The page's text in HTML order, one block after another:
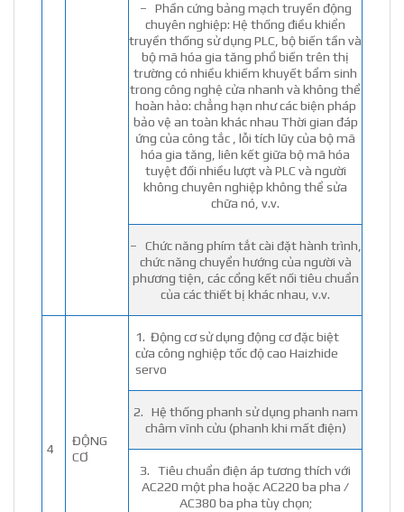
– Phần cứng bảng mạch truyền động
chuyên nghiệp: Hệ thống điều khiển
truyền thống sử dụng PLC, bộ biến tần và
bộ mã hóa gia tăng phổ biến trên thị
trường có nhiều khiếm khuyết bẩm sinh
trong công nghệ cửa nhanh và không thể
hoàn hảo: chẳng hạn như các biện pháp
bảo vệ an toàn khác nhau Thời gian đáp
ứng của công tắc , lỗi tích lũy của bộ mã
hóa gia tăng, liên kết giữa bộ mã hóa
tuyệt đối nhiều lượt và PLC và người
không chuyên nghiệp không thể sửa
chữa nó, v.v.
– Chức năng phím tắt cài đặt hành trình,
chức năng chuyển hướng của người và
phương tiện, các cổng kết nối tiêu chuẩn
của các thiết bị khác nhau, v.v.
4
ĐỘNG
CƠ
1. Động cơ sử dụng động cơ đặc biệt
cửa công nghiệp tốc độ cao Haizhide
servo
2. Hệ thống phanh sử dụng phanh nam
châm vĩnh cửu (phanh khi mất điện)
3. Tiêu chuẩn điện áp tương thích với
AC220 một pha hoặc AC220 ba pha /
AC380 ba pha tùy chọn;